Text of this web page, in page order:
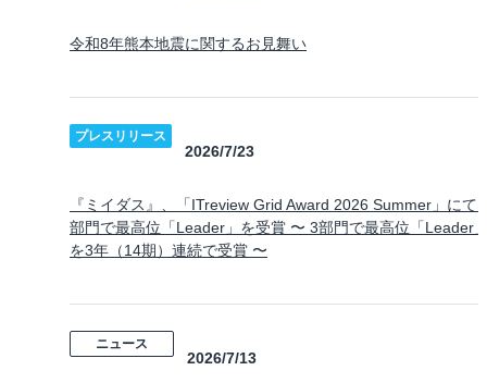
令和8年熊本地震に関するお見舞い
プレスリリース
2026/7/23
『ミイダス』、「ITreview Grid Award 2026 Summer」にて
部門で最高位「Leader」を受賞 〜 3部門で最高位「Leader
を3年（14期）連続で受賞 〜
ニュース
2026/7/13